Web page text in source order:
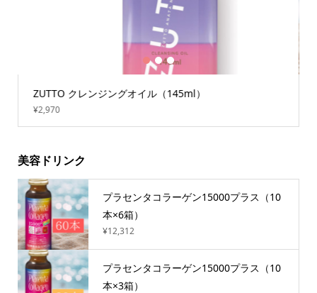
ZUTTO クレンジングオイル（145ml）
¥2,970
1 2 3
美容ドリンク
プラセンタコラーゲン15000プラス（10
本×6箱）
¥12,312
プラセンタコラーゲン15000プラス（10
本×3箱）